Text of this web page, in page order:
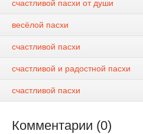
счастливой пасхи от души
весёлой пасхи
счастливой пасхи
счастливой и радостной пасхи
счастливой пасхи
Комментарии (0)